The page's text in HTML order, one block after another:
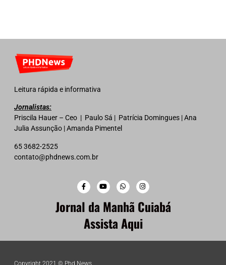
Leitura rápida e informativa
Jornalistas:
Priscila Hauer – Ceo | Paulo Sá | Patrícia Domingues | Ana
Julia Assunção | Amanda Pimentel
65 3682-2525
contato@phdnews.com.br
Jornal da Manhã Cuiabá
Assista Aqui
Copyright 2021 © Phd News